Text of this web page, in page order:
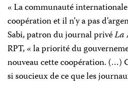
« La communauté
coopération et il n’y a pas
Sabi, patron du journal privéLa
RPT, « la priorité du
nouveau cette coopération. (…)
si soucieux de ce que les